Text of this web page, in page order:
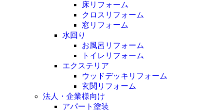
床リフォーム
クロスリフォーム
窓リフォーム
水回り
お風呂リフォーム
トイレリフォーム
エクステリア
ウッドデッキリフォーム
玄関リフォーム
法人・企業様向け
アパート塗装